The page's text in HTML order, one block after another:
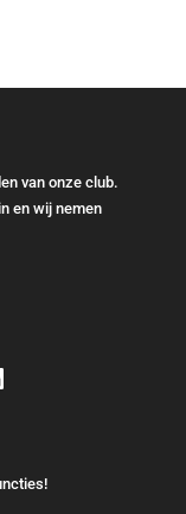
van onze club.
en wij nemen